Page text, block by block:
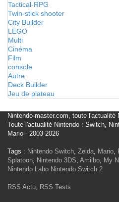
Tactical-RPG
Twin-stick shooter
City Builder
LEGO
Multi
Cinéma
Film
console
Autre
Deck Builder
Jeu de plateau
Nintendo-master.com, toute l'actualité
Toute l'actualité Nintendo : Switch,
Mario - 2003-2026
Tags : Nintendo Switch, Zelda, Mario,
Splatoon, Nintendo 3DS, Amiibo, My
Nintendo Labo Nintendo Switch 2
RSS Actu, RSS Tests